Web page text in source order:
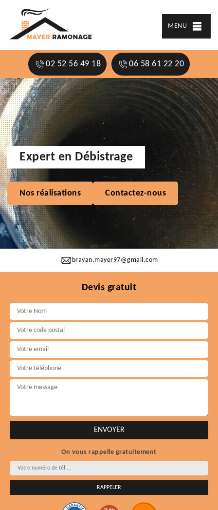
MENU
02 52 56 49 18 06 58 61 22 20
brayan.mayer97@gmail.com
Expert en Débistrage
Nos réalisations Contactez-nous
Devis gratuit
On vous rappelle gratuitement